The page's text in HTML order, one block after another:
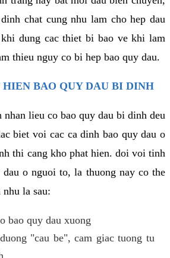
chat cung nhu lam cho hep dau
dung cac thiet bi bao ve khi lam
thieu nguy co bi hep bao quy dau.
BAO QUY DAU BI DINH
nhan lieu co bao quy dau bi dinh deu
biet voi cac ca dinh bao quy dau o
thi cang kho phat hien. doi voi tinh
o nguoi to, la thuong nay co the
la sau:
bao quy dau xuong
"cau be", cam giac tuong tu